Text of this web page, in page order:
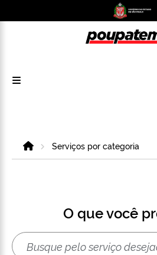
HomeServiços por categoria
O que você